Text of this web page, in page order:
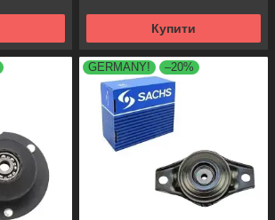
Купити
GERMANY! –20%